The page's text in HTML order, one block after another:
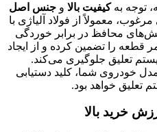
توجه بهکیفیت بالا و جنس اصل
معمولاً از فولاد آلیاژی با
محافظ در برابر خوردگی
قطعه را تضمین کرده و از ایجاد
تعلیق جلوگیری می‌کند.
خودروی شما، کلید دستیابی
تعلیق خواهد بود.
خرید بالا